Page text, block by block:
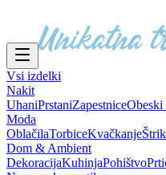
Vsi izdelki
Nakit
UhaniPrstaniZapestnice
Moda
OblačilaTorbiceKvačkanje
Dom & Ambient
DekoracijaKuhinjaPohištvo